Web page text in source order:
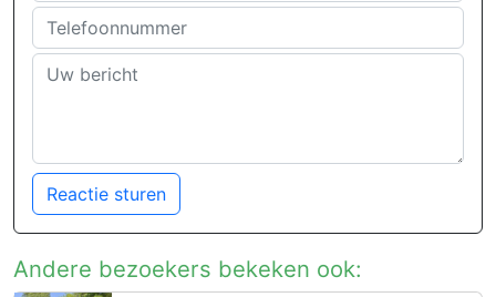
Reactie sturen
Andere bezoekers bekeken ook: